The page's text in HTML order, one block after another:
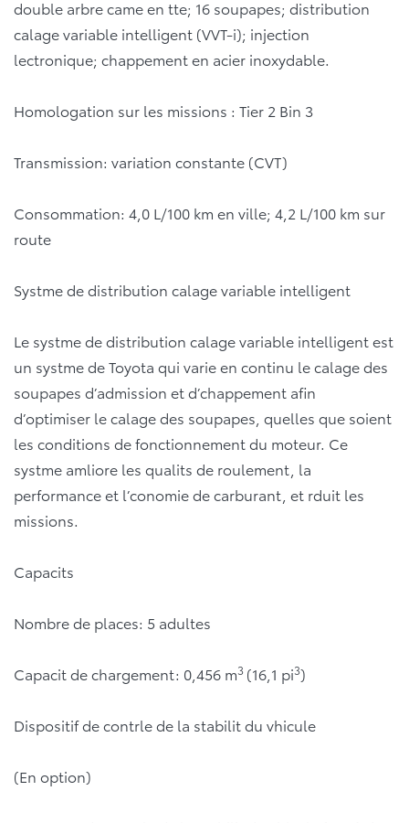
double arbre came en tte; 16 soupapes; distribution
calage variable intelligent (VVT-i); injection
lectronique; chappement en acier inoxydable.
Homologation sur les missions : Tier 2 Bin 3
Transmission: variation constante (CVT)
Consommation: 4,0 L/100 km en ville; 4,2 L/100 km sur
route
Systme de distribution calage variable intelligent
Le systme de distribution calage variable intelligent est
un systme de Toyota qui varie en continu le calage des
soupapes d’admission et d’chappement afin
d’optimiser le calage des soupapes, quelles que soient
les conditions de fonctionnement du moteur. Ce
systme amliore les qualits de roulement, la
performance et l’conomie de carburant, et rduit les
missions.
Capacits
Nombre de places: 5 adultes
Capacit de chargement: 0,456 m3 (16,1 pi3)
Dispositif de contrle de la stabilit du vhicule
(En option)